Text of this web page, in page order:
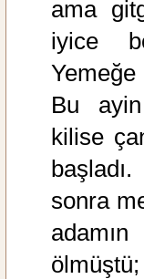
ama
iyice
Bu
kilise
sonra